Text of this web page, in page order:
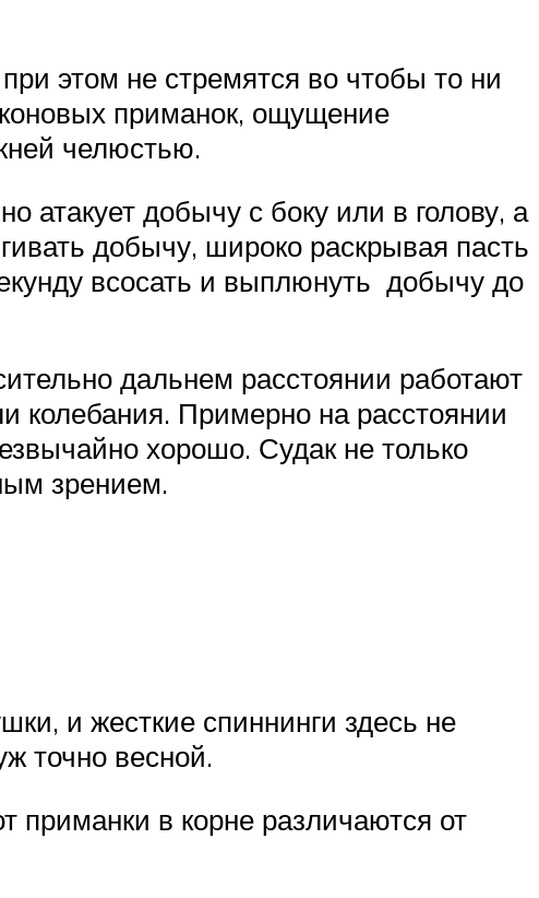
этом не стремятся во чтобы то ни
приманок, ощущение
челюстью.
атакует добычу с боку или в голову, а
добычу, широко раскрывая пасть
всосать и выплюнуть добычу до
дальнем расстоянии работают
колебания. Примерно на расстоянии
хорошо. Судак не только
зрением.
и жесткие спиннинги здесь не
точно весной.
приманки в корне различаются от